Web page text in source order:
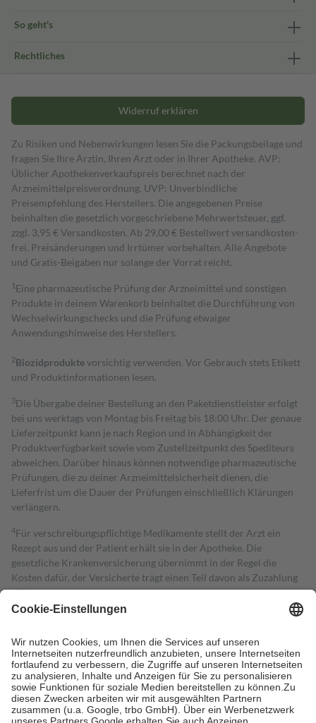
So geht's
Rechtliches
Widerruf erklären
Zu Risiken und Nebenwirkungen lesen Sie die Packungsbeilage und
fragen Sie Ihre Ärztin, Ihren Arzt oder in Ihrer Apotheke. AVP:
Üblicher Apothekenverkaufspreis berechnet nach der
Arzneimittelpreisverordnung. UVP: Unverbindliche
Preisempfehlung des Herstellers. Die angegebenen Preise
beinhalten die gesetzlich vorgeschriebene Mehrwertsteuer, ggf.
zzgl. 3,95 € Versandkosten. Ab 29,00 € Bestell­wert versand­kosten­
frei. Preisänderungen und Irrtümer vorbehalten. Alle Angebote
und Gratis-Beigaben nur solange der Vorrat reicht.
1 Eine pharmazeutische Prüfung der Arzneimittel und sonstigen
Produkte in deinem Warenkorb beinhaltet die Durchführung von
Wechselwirkungschecks und die Prüfung etwaiger
Anwendungshinweise des Herstellers.
2Biozidproduktevorsichtig verwenden. Vor Gebrauch stets Etikett
und Produktinformationen lesen.
3Die Übergabe deiner Bestellung an den Paketdienstleister erfolgt
bei uns werktags von Montag bis Freitag bis 18:00 Uhr. Der genaue
Lieferzeitpunkt kann je nach Region und in Abhängigkeit der
Produktverfügbarkeit sowie vom Zustellzeitpunkt des Spediteurs
abweichen. Darüber hinaus können notwendige pharmazeutische
Prüfungen, die zu deiner Arzneimittelsicherheit dienen, die
Lieferfrist um die Dauer der Prüfungen einschließlich Klärungen
verlängern.
4Für verschreibungspflichtige Medikamente stellt der Arzt ein
Rezept aus und der Patient erhält sie in der Apotheke. Die
gesetzliche Krankenversicherung übernimmt in der Regel die
Kosten dafür, der Versicherte trägt einen Teil davon als Zuzahlung
mit.
Grundsätzlich leisten Mitglieder Zuzahlungen in Höhe von zehn
höchstens zehn Euro.
Es sind jedoch nie mehr als die tatsächlichen
Kosten der Leistung zu entrichten.
Diese Regeln gelten grundsätzlich auch für Online-Apotheken.
Bei Heilmitteln und häuslicher Krankenpflege beträgt die
Zuzahlung zehn Prozent der Kosten sowie zehn Euro je
Verordnung.